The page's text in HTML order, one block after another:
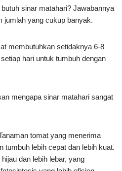
sinar matahari? Jawabannya
jumlah yang cukup banyak.
membutuhkan setidaknya 6-8
hari untuk tumbuh dengan
mengapa sinar matahari sangat
tomat yang menerima
tumbuh lebih cepat dan lebih kuat.
dan lebih lebar, yang